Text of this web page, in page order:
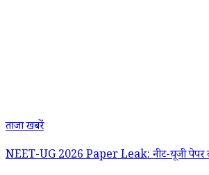
ताजा खबरें
NEET-UG 2026 Paper Leak: नीट-यूजी पेपर